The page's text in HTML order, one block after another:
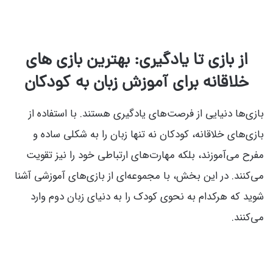
از بازی تا یادگیری: بهترین بازی‌ های
خلاقانه برای آموزش زبان به کودکان
بازی‌ها دنیایی از فرصت‌های یادگیری هستند. با استفاده از
بازی‌های خلاقانه، کودکان نه تنها زبان را به شکلی ساده و
مفرح می‌آموزند، بلکه مهارت‌های ارتباطی خود را نیز تقویت
می‌کنند. در این بخش، با مجموعه‌ای از بازی‌های آموزشی آشنا
شوید که هرکدام به نحوی کودک را به دنیای زبان دوم وارد
می‌کنند.